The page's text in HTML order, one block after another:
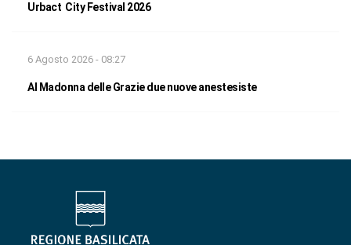
Urbact City Festival 2026
6 Agosto 2026 - 08:27
Al Madonna delle Grazie due nuove anestesiste